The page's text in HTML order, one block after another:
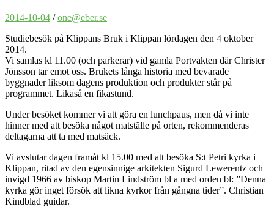
2014-10-04 /one@eber.se
Studiebesök på Klippans Bruk i Klippan lördagen den 4 oktober
2014.
Vi samlas kl 11.00 (och parkerar) vid gamla Portvakten där Christer
Jönsson tar emot oss. Brukets långa historia med bevarade
byggnader liksom dagens produktion och produkter står på
programmet. Likaså en fikastund.
Under besöket kommer vi att göra en lunchpaus, men då vi inte
hinner med att besöka något matställe på orten, rekommenderas
deltagarna att ta med matsäck.
Vi avslutar dagen framåt kl 15.00 med att besöka S:t Petri kyrka i
Klippan, ritad av den egensinnige arkitekten Sigurd Lewerentz och
invigd 1966 av biskop Martin Lindström bl a med orden bl: ”Denna
kyrka gör inget försök att likna kyrkor från gångna tider”. Christian
Kindblad guidar.